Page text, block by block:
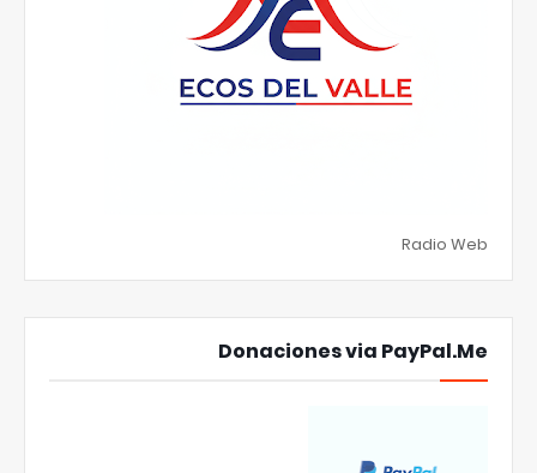
Radio Web
Donaciones via PayPal.Me